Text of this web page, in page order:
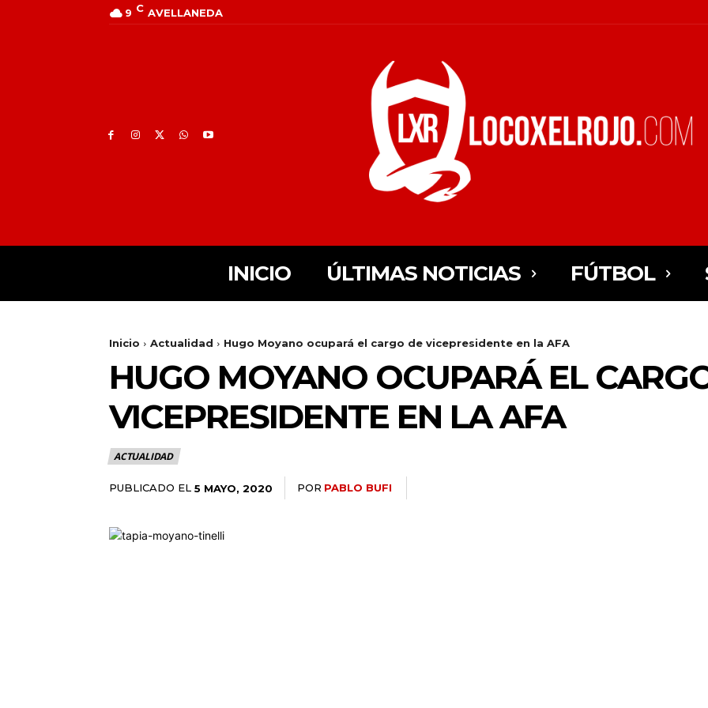
9 C AVELLANEDA
INICIO ÚLTIMAS NOTICIAS FÚTBOL
Inicio Actualidad Hugo Moyano ocupará el cargo de vicepresidente en la AFA
HUGO MOYANO OCUPARÁ EL
VICEPRESIDENTE EN LA AFA
ACTUALIDAD
PUBLICADO EL 5 MAYO, 2020 POR PABLO BUFI